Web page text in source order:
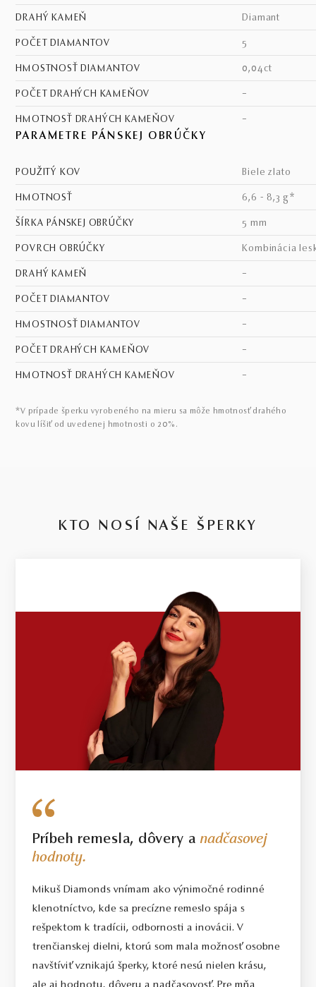
DRAHÝ KAMEŇ diamant
POČET DIAMANTOV 5
HMOSTNOSŤ DIAMANTOV 0,04ct
POČET DRAHÝCH KAMEŇOV –
HMOTNOSŤ DRAHÝCH KAMEŇOV –
PARAMETRE PÁNSKEJ OBRÚČKY
POUŽITÝ KOV biele zlato
HMOTNOSŤ 6,6 - 8,3 g*
ŠÍRKA PÁNSKEJ OBRÚČKY 5 mm
POVRCH OBRÚČKY kombinácia
DRAHÝ KAMEŇ –
POČET DIAMANTOV –
HMOSTNOSŤ DIAMANTOV –
POČET DRAHÝCH KAMEŇOV –
HMOTNOSŤ DRAHÝCH KAMEŇOV –
*V prípade šperku vyrobeného na mieru sa môže hmotnosť drahého
kovu líšiť od uvedenej hmotnosti o 20%.
KTO NOSÍ NAŠE ŠPERKY
Príbeh remesla, dôvery anadčasovej
hodnoty.
Mikuš Diamonds vnímam ako výnimočné rodinné
klenotníctvo, kde sa precízne remeslo spája s
rešpektom k tradícii, odbornosti a inovácii. V
trenčianskej dielni, ktorú som mala možnosť osobne
navštíviť vznikajú šperky, ktoré nesú nielen krásu,